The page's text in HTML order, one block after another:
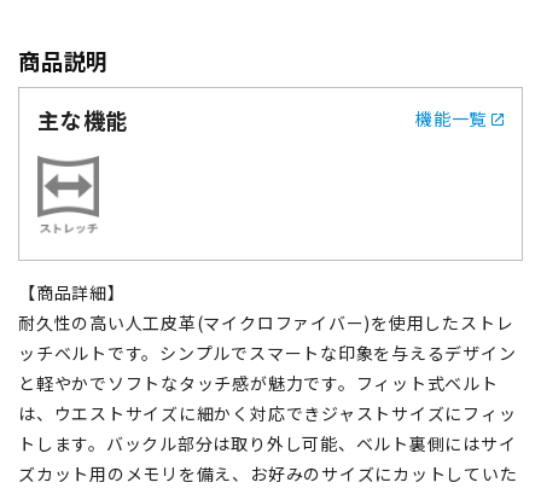
商品説明
主な機能
機能一覧
【商品詳細】
耐久性の高い人工皮革(マイクロファイバー)を使用したストレ
ッチベルトです。シンプルでスマートな印象を与えるデザイン
と軽やかでソフトなタッチ感が魅力です。フィット式ベルト
は、ウエストサイズに細かく対応できジャストサイズにフィッ
トします。バックル部分は取り外し可能、ベルト裏側にはサイ
ズカット用のメモリを備え、お好みのサイズにカットしていた